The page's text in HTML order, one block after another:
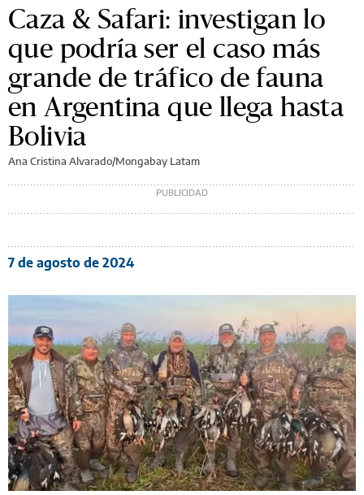
Caza & Safari: investigan lo
que podría ser el caso más
grande de tráfico de fauna
en Argentina que llega hasta
Bolivia
Ana Cristina Alvarado/Mongabay Latam
7 de agosto de 2024